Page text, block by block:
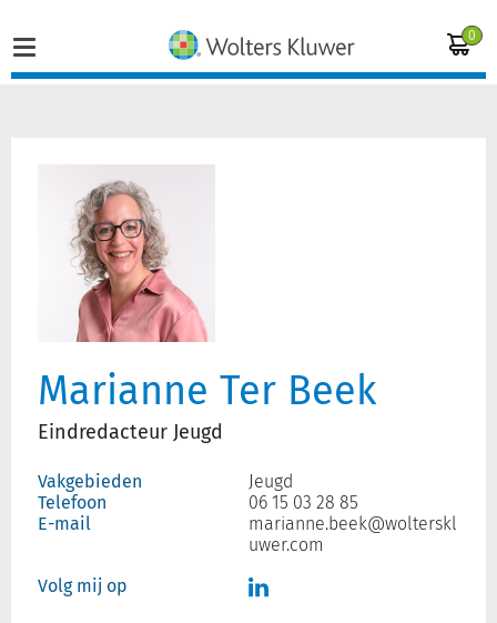
0
Vakgebieden
Actueel
Producten
Opleidingen
Juridisch advies
Inloggen op de kennisbank
Marianne Ter Beek
Eindredacteur Jeugd
Vakgebieden
Jeugd
Telefoon
06 15 03 28 85
E-mail
marianne.beek@wolterskl
uwer.com
Volg mij op